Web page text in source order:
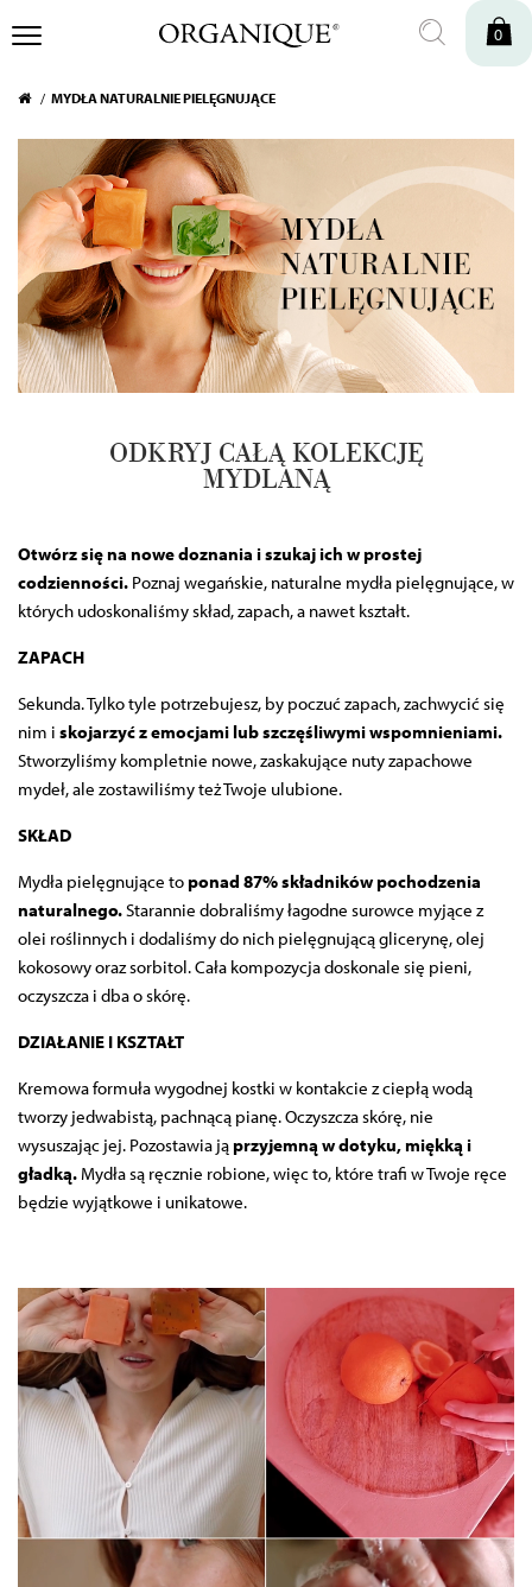
0
MYDŁA NATURALNIE PIELĘGNUJĄCE
ODKRYJ CAŁĄ KOLEKCJĘ
MYDLANĄ
Otwórz się na nowe doznania i szukaj ich w prostej
codzienności. Poznaj wegańskie, naturalne mydła pielęgnujące, w
których udoskonaliśmy skład, zapach, a nawet kształt.
ZAPACH
Sekunda. Tylko tyle potrzebujesz, by poczuć zapach, zachwycić się
nim i skojarzyć z emocjami lub szczęśliwymi wspomnieniami.
Stworzyliśmy kompletnie nowe, zaskakujące nuty zapachowe
mydeł, ale zostawiliśmy też Twoje ulubione.
SKŁAD
Mydła pielęgnujące toponad 87% składników pochodzenia
naturalnego.Starannie dobraliśmy łagodne surowce myjące z
olei roślinnych i dodaliśmy do nich pielęgnującą glicerynę, olej
kokosowy oraz sorbitol. Cała kompozycja doskonale się pieni,
oczyszcza i dba o skórę.
DZIAŁANIE I KSZTAŁT
Kremowa formuła wygodnej kostki w kontakcie z ciepłą wodą
tworzy jedwabistą, pachnącą pianę. Oczyszcza skórę, nie
wysuszając jej. Pozostawia jąprzyjemną w dotyku, miękką i
gładką. Mydła są ręcznie robione, więc to, które trafi w Twoje ręce
będzie wyjątkowe i unikatowe.